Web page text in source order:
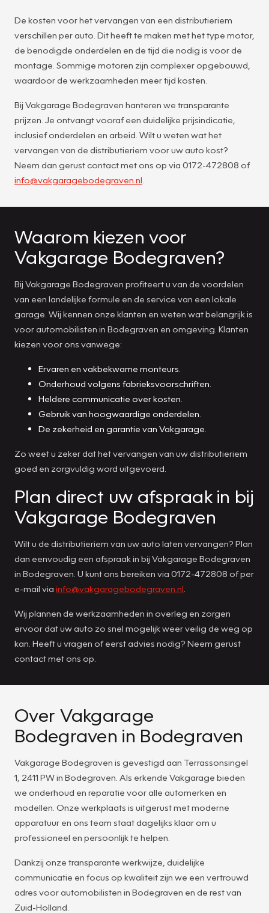
De kosten voor het vervangen van een distributieriem
verschillen per auto. Dit heeft te maken met het type motor,
de benodigde onderdelen en de tijd die nodig is voor de
montage. Sommige motoren zijn complexer opgebouwd,
waardoor de werkzaamheden meer tijd kosten.
Bij Vakgarage Bodegraven hanteren we transparante
prijzen. Je ontvangt vooraf een duidelijke prijsindicatie,
inclusief onderdelen en arbeid. Wilt u weten wat het
vervangen van de distributieriem voor uw auto kost?
Neem dan gerust contact met ons op via 0172-472808 of
info@vakgaragebodegraven.nl
Waarom kiezen voor
Vakgarage Bodegraven?
Bij Vakgarage Bodegraven profiteert u van de voordelen
van een landelijke formule en de service van een lokale
garage. Wij kennen onze klanten en weten wat belangrijk is
voor automobilisten in Bodegraven en omgeving. Klanten
kiezen voor ons vanwege:
Ervaren en vakbekwame monteurs.
Onderhoud volgens fabrieksvoorschriften.
Heldere communicatie over kosten.
Gebruik van hoogwaardige onderdelen.
De zekerheid en garantie van Vakgarage.
Zo weet u zeker dat het vervangen van uw distributieriem
goed en zorgvuldig word uitgevoerd.
Plan direct uw afspraak in bij
Vakgarage Bodegraven
Wilt u de distributieriem van uw auto laten vervangen? Plan
dan eenvoudig een afspraak in bij Vakgarage Bodegraven
in Bodegraven. U kunt ons bereiken via 0172-472808 of per
e-mail via info@vakgaragebodegraven.nl
Wij plannen de werkzaamheden in overleg en zorgen
ervoor dat uw auto zo snel mogelijk weer veilig de weg op
kan. Heeft u vragen of eerst advies nodig? Neem gerust
contact met ons op.
Over Vakgarage
Bodegraven in Bodegraven
Vakgarage Bodegraven is gevestigd aan Terrassonsingel
1, 2411 PW in Bodegraven. Als erkende Vakgarage bieden
we onderhoud en reparatie voor alle automerken en
modellen. Onze werkplaats is uitgerust met moderne
apparatuur en ons team staat dagelijks klaar om u
professioneel en persoonlijk te helpen.
Dankzij onze transparante werkwijze, duidelijke
communicatie en focus op kwaliteit zijn we een vertrouwd
adres voor automobilisten in Bodegraven en de rest van
Zuid-Holland.